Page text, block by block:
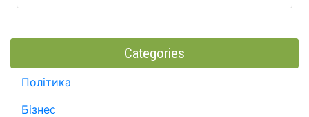
Categories
Політика
Бізнес